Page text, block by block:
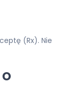
(Rx). Nie